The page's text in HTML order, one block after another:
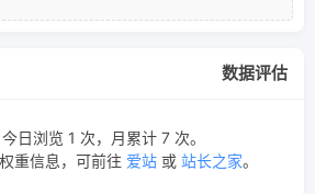
数据评估
日浏览 1 次，月累计 7 次。
重信息，可前往 爱站 或 站长之家。